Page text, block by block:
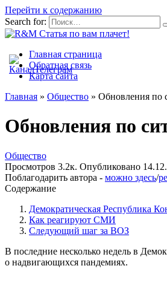
Перейти к содержанию
Search for:
Главная страница
Обратная связь
Карта сайта
Главная » Общество » Обновления по
Обновления по
Общество
Просмотров 3.2к. Опубликовано
Поблагодарить автора - можно здесь/
Содержание
Демократическая Республика
Как реагируют СМИ
Следующий шаг за ВОЗ
В последние несколько недель в
о надвигающихся пандемиях.